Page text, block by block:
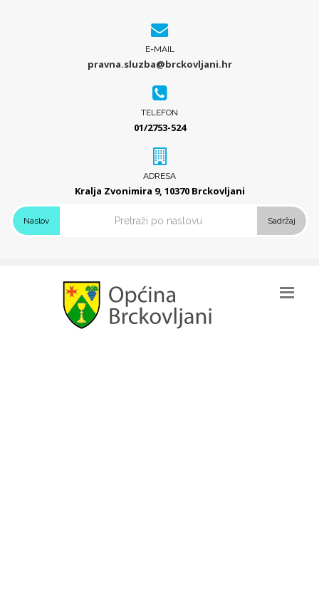
E-MAIL
pravna.sluzba@brckovljani.hr
TELEFON
01/2753-524
ADRESA
Kralja Zvonimira 9, 10370 Brckovljani
Naslov Sadržaj